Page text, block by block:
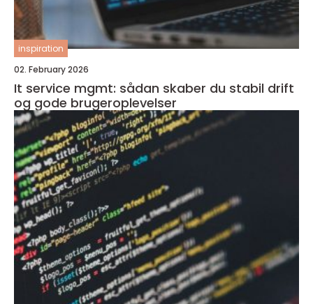
inspiration
02. February 2026
It service mgmt: sådan skaber du stabil drift
og gode brugeroplevelser